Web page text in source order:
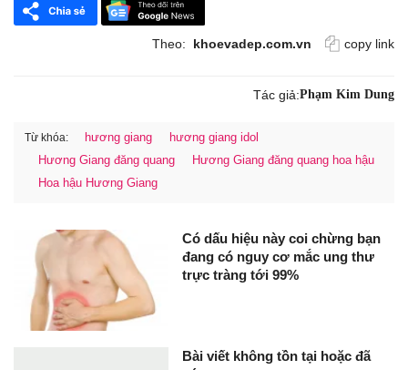
Theo: khoevadep.com.vn copy link
Tác giả:Phạm Kim Dung
Từ khóa: hương giang
hương giang idol
Hương Giang đăng quang
Hương Giang đăng quang hoa hậu
Hoa hậu Hương Giang
Có dấu hiệu này coi chừng bạn
đang có nguy cơ mắc ung thư
trực tràng tới 99%
Bài viết không tồn tại hoặc đã